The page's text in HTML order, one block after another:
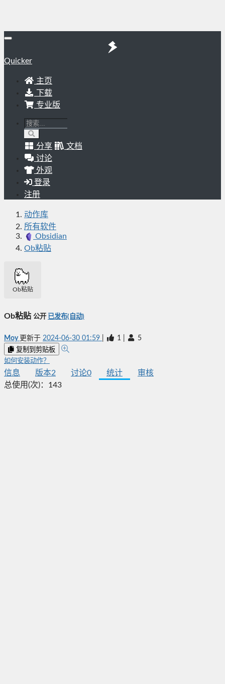
Quicker
主页
下载
专业版
分享
文档
讨论
外观
登录
注册
动作库
所有软件
Obsidian
Ob粘贴
Ob粘贴
Ob粘贴 公开 已发布(自动)
Moy 更新于 2024-06-30 01:59 1 5
复制到剪贴板
如何安装动作？
信息 版本2 讨论0 统计
审核
总使用(次)： 143